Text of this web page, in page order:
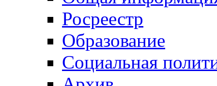
Росреестр
Образование
Социальная